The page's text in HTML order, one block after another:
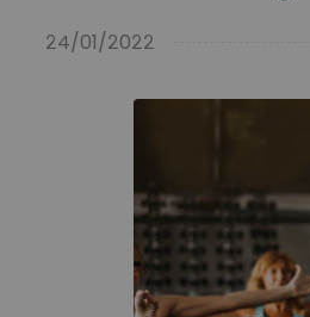
24/01/2022